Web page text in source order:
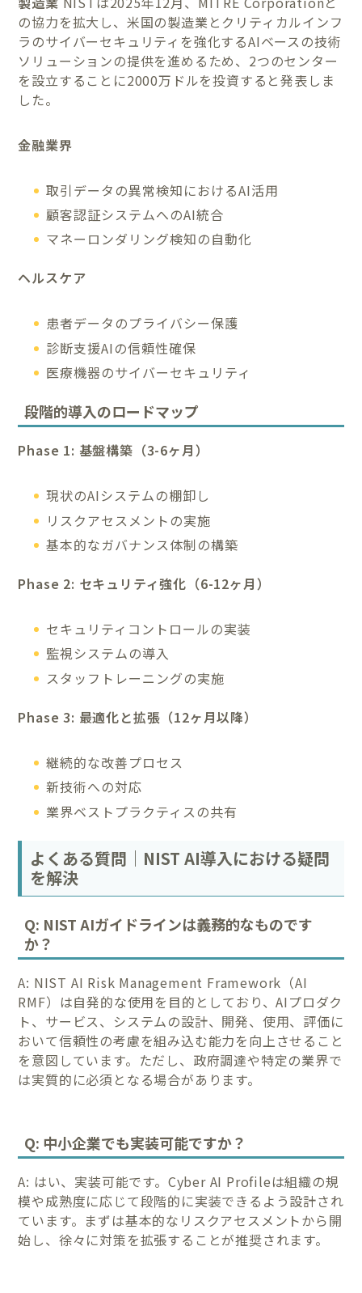
の協力を拡大し、米国の製造業とクリティカルインフ
ラのサイバーセキュリティを強化するAIベースの技術
ソリューションの提供を進めるため、2つのセンター
を設立することに2000万ドルを投資すると発表しま
した。
金融業界
取引データの異常検知におけるAI活用
顧客認証システムへのAI統合
マネーロンダリング検知の自動化
ヘルスケア
患者データのプライバシー保護
診断支援AIの信頼性確保
医療機器のサイバーセキュリティ
段階的導入のロードマップ
Phase 1: 基盤構築（3-6ヶ月）
現状のAIシステムの棚卸し
リスクアセスメントの実施
基本的なガバナンス体制の構築
Phase 2: セキュリティ強化（6-12ヶ月）
セキュリティコントロールの実装
監視システムの導入
スタッフトレーニングの実施
Phase 3: 最適化と拡張（12ヶ月以降）
継続的な改善プロセス
新技術への対応
業界ベストプラクティスの共有
よくある質問｜NIST AI導入における疑問
を解決
Q: NIST AIガイドラインは義務的なものです
か？
A: NIST AI Risk Management Framework（AI
RMF）は自発的な使用を目的としており、AIプロダク
ト、サービス、システムの設計、開発、使用、評価に
おいて信頼性の考慮を組み込む能力を向上させること
を意図しています。ただし、政府調達や特定の業界で
は実質的に必須となる場合があります。
Q: 中小企業でも実装可能ですか？
A: はい、実装可能です。Cyber AI Profileは組織の規
模や成熟度に応じて段階的に実装できるよう設計され
ています。まずは基本的なリスクアセスメントから開
始し、徐々に対策を拡張することが推奨されます。